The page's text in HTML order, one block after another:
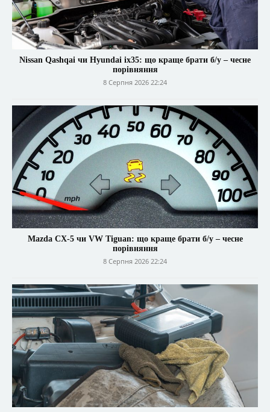
Nissan Qashqai чи Hyundai ix35: що краще брати б/у – чесне
порівняння
8 Серпня 2026 22:24
Mazda CX-5 чи VW Tiguan: що краще брати б/у – чесне
порівняння
8 Серпня 2026 22:24